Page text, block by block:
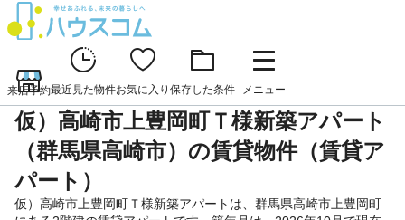
来店予約最近見た物件お気に入り 保存した条件 メニュー
仮）高崎市上豊岡町Ｔ様新築アパート
（群馬県高崎市）の賃貸物件（賃貸ア
パート）
仮）高崎市上豊岡町Ｔ様新築アパートは、群馬県高崎市上豊岡町